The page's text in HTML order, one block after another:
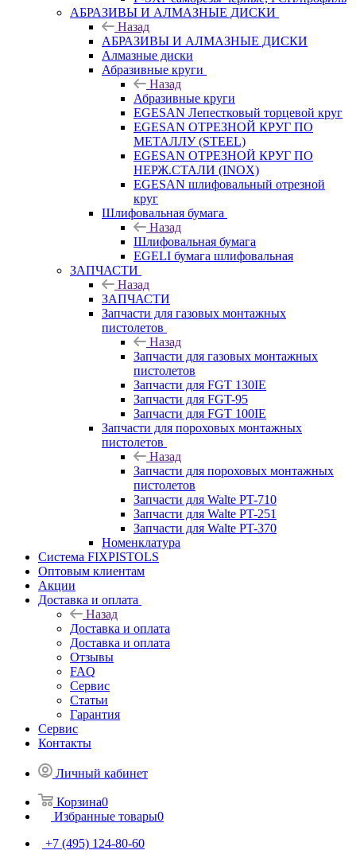
АБРАЗИВЫ И АЛМАЗНЫЕ ДИСКИ
Назад
АБРАЗИВЫ И АЛМАЗНЫЕ ДИСКИ
Алмазные диски
Абразивные круги
Назад
Абразивные круги
EGESAN Лепестковый торцевой круг
EGESAN ОТРЕЗНОЙ КРУГ ПО
МЕТАЛЛУ (STEEL)
EGESAN ОТРЕЗНОЙ КРУГ ПО
НЕРЖ.СТАЛИ (INOX)
EGESAN шлифовальный отрезной
круг
Шлифовальная бумага
Назад
Шлифовальная бумага
EGELI бумага шлифовальная
ЗАПЧАСТИ
Назад
ЗАПЧАСТИ
Запчасти для газовых монтажных
пистолетов
Назад
Запчасти для газовых монтажных
пистолетов
Запчасти для FGT 130IE
Запчасти для FGT-95
Запчасти для FGT 100IE
Запчасти для пороховых монтажных
пистолетов
Назад
Запчасти для пороховых монтажных
пистолетов
Запчасти для Walte PT-710
Запчасти для Walte PT-251
Запчасти для Walte PT-370
Номенклатура
Система FIXPISTOLS
Оптовым клиентам
Акции
Доставка и оплата
Назад
Доставка и оплата
Доставка и оплата
Отзывы
FAQ
Сервис
Статьи
Гарантия
Сервис
Контакты
Личный кабинет
Корзина0
Избранные товары0
+7 (495) 124-80-60